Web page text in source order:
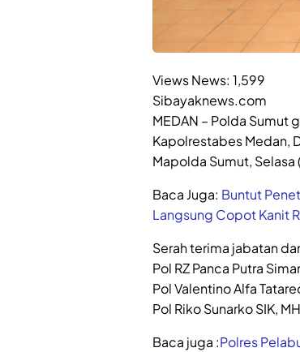
Views News: 1,599
Sibayaknews.com
MEDAN – Polda Sumut
Kapolrestabes Medan,
Mapolda Sumut,
Baca Juga: Buntut
Langsung Copot Kanit
Serah terima jabatan
Pol RZ Panca Putra
Pol Valentino Alfa
Pol Riko Sunarko SIK, MH
Baca juga :Polres